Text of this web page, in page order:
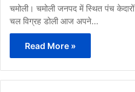
चमोली। चमोली जनपद में स्थित पंच
चल विग्रह डोली आज अपने…
Read More »